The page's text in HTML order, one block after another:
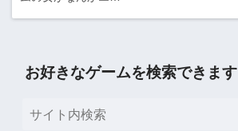
お好きなゲームを検索できます